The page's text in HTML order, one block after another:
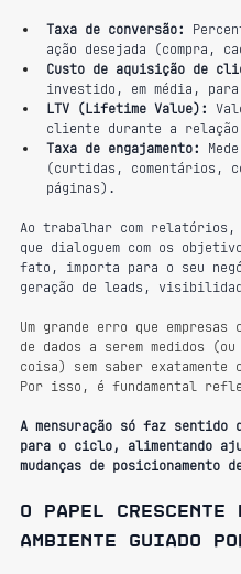
Taxa de conversão:
ação desejada (compra,
Custo de aquisição de
investido, em média,
LTV (Lifetime Value):
cliente durante a relação
Taxa de engajamento:
(curtidas, comentários,
páginas).
Ao trabalhar com
que dialoguem com os
fato, importa para o seu
geração de leads,
Um grande erro que
de dados a serem medidos
coisa) sem saber exatamente
Por isso, é fundamental
A mensuração só faz sentido
para o ciclo, alimentando
mudanças de posicionamento
O papel crescente
ambiente guiado